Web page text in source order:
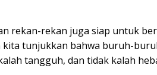
rekan-rekan juga siap untuk
kita tunjukkan bahwa buruh-
tangguh, dan tidak kalah